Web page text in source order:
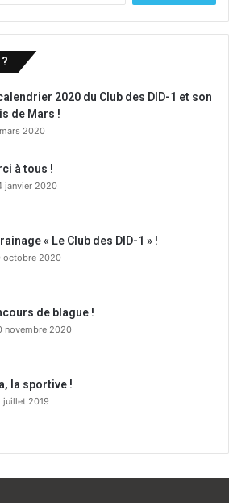
2020 du Club des DID-1 et son
de Mars !
2020
à tous !
janvier 2020
« Le Club des DID-1 » !
octobre 2020
de blague !
novembre 2020
la sportive !
juillet 2019